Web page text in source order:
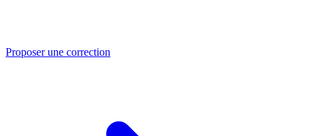
Proposer une correction